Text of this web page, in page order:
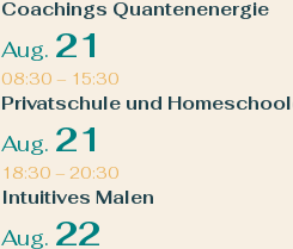
Coachings Quantenenergie
Aug. 21
08:30 – 15:30
Privatschule und
Aug. 21
18:30 – 20:30
Intuitives Malen
Aug. 22